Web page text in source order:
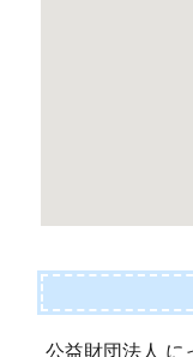
公益財団法人 に